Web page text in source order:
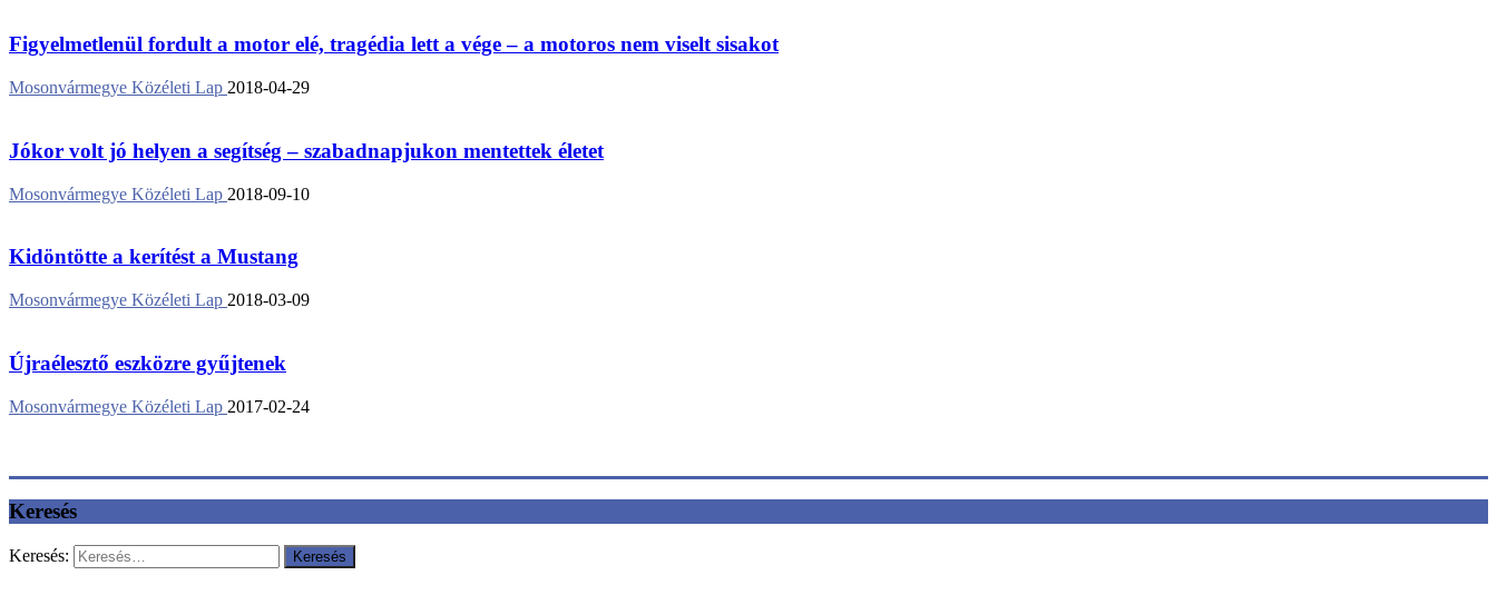
Figyelmetlenül fordult a motor elé, tragédia lett a vége – a motoros nem viselt sisakot
Mosonvármegye Közéleti Lap 2018-04-29
Jókor volt jó helyen a segítség – szabadnapjukon mentettek életet
Mosonvármegye Közéleti Lap 2018-09-10
Kidöntötte a kerítést a Mustang
Mosonvármegye Közéleti Lap 2018-03-09
Újraélesztő eszközre gyűjtenek
Mosonvármegye Közéleti Lap 2017-02-24
Keresés
Keresés: